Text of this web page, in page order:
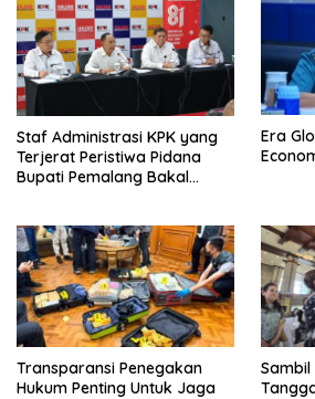
Staf Administrasi KPK yang
Terjerat Peristiwa Pidana
Bupati Pemalang Bakal
Era
Transparansi Penegakan
Hukum Penting Untuk Jaga
Sambil